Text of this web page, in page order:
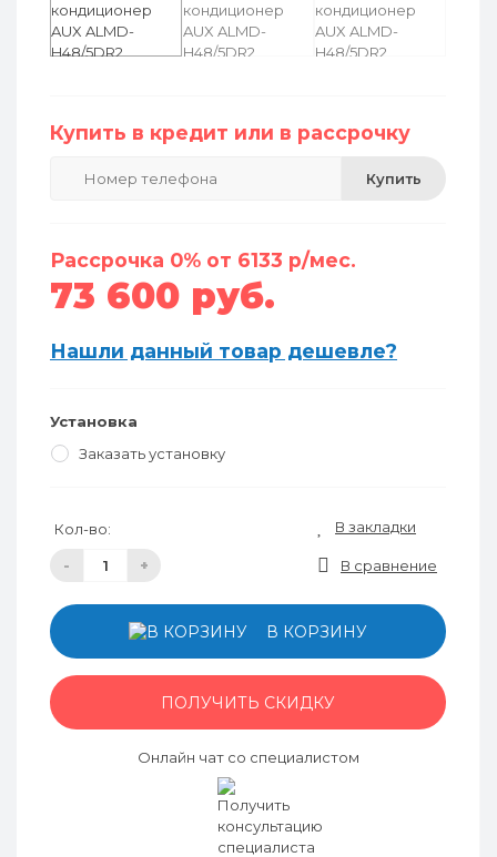
Купить в кредит или в рассрочку
Купить
Рассрочка 0% от 6133 р/мес.
73 600 руб.
Нашли данный товар дешевле?
Установка
Заказать установку
Кол-во:
- +
В закладки
В сравнение
В КОРЗИНУ
ПОЛУЧИТЬ СКИДКУ
Онлайн чат со специалистом